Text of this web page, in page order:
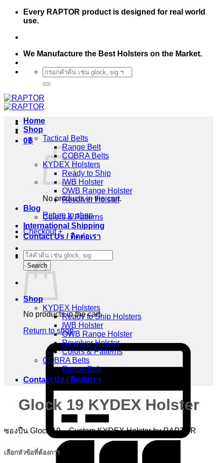
Skip
Every RAPTOR product is designed for real world
use.
We Manufacture the Best Holsters on the Market.
Search
for:
0฿
No products in the cart.
Return to shop
Checkout +
Cart
No products in the cart.
Return to shop
Home
Shop
Tactical Belts
Range Belt
COBRA Belts
KYDEX Holsters
Ready to Ship
IWB Holster
OWB Range Holster
Revolver Holster
Blog
Colors & Patterns
International Shipping
Contact Us / ติดต่อเรา
Products
search
Search
Shop
KYDEX Holsters
Ready to Ship Holsters
IWB Holster
OWB Range Holster
Revolver Holster
Colors & Patterns
COBRA Belts
Range Belt
Contact Us / ติดต่อเรา
Glock 19 KYDEX Holster
ซองปืน Glock 19 – Custom KYDEX Holster by RAPTOR
เลือกหัวข้อที่ต้องการ